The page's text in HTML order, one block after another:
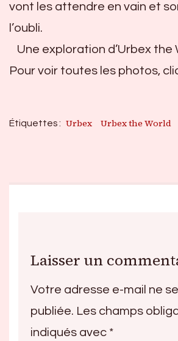
vont les attendre en vain et
l’oubli.
Une exploration d’Urbex the
Pour voir toutes les photos,
Étiquettes : Urbex Urbex the World
Laisser un
Votre adresse e-mail ne
publiée. Les champs
indiqués avec *